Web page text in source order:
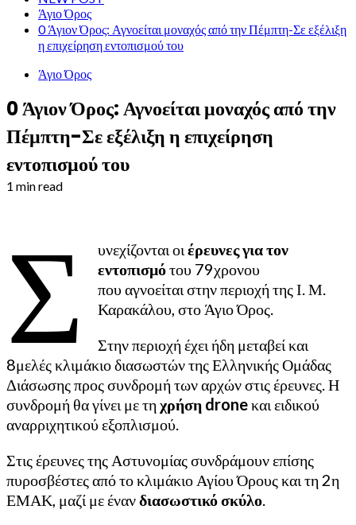
Άγιο Όρος
0 Άγιον Όρος: Αγνοείται μοναχός από την Πέμπτη-Σε εξέλιξη
η επιχείρηση εντοπισμού του
Άγιο Όρος
0 Άγιον Όρος: Αγνοείται μοναχός από την
Πέμπτη-Σε εξέλιξη η επιχείρηση
εντοπισμού του
1 min read
Σ υνεχίζονται οι έρευνες για τον
εντοπισμότου 79χρονου
που αγνοείται στην περιοχή της Ι. Μ.
Καρακάλου, στο Άγιο Όρος.
Στην περιοχή έχει ήδη μεταβεί και
8μελές κλιμάκιο διασωστών της Ελληνικής Ομάδας
Διάσωσης προς συνδρομή των αρχών στις έρευνες. Η
συνδρομή θα γίνει με τη χρήση droneκαι ειδικού
αναρριχητικού εξοπλισμού.
Στις έρευνες της Αστυνομίας συνδράμουν επίσης
πυροσβέστες από το κλιμάκιο Αγίου Όρους και τη 2η
ΕΜΑΚ, μαζί με ένανδιασωστικό σκύλο.